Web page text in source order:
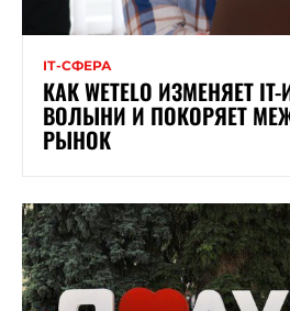
ІТ-СФЕРА
КАК WETELO ИЗМЕНЯЕТ
ВОЛЫНИ И ПОКОРЯЕТ
РЫНОК